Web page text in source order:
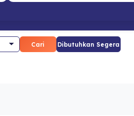
Cari Dibutuhkan Segera